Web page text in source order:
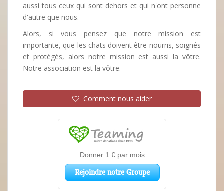
aussi tous ceux qui sont dehors et qui n'ont personne
d'autre que nous.
Alors, si vous pensez que notre mission est
importante, que les chats doivent être nourris, soignés
et protégés, alors notre mission est aussi la vôtre.
Notre association est la vôtre.
Comment nous aider